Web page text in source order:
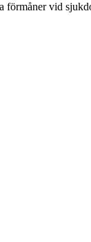
förmåner vid